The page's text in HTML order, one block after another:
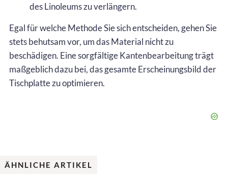
des Linoleums zu verlängern.
Egal für welche Methode Sie sich entscheiden, gehen Sie
stets behutsam vor, um das Material nicht zu
beschädigen. Eine sorgfältige Kantenbearbeitung trägt
maßgeblich dazu bei, das gesamte Erscheinungsbild der
Tischplatte zu optimieren.
ÄHNLICHE ARTIKEL